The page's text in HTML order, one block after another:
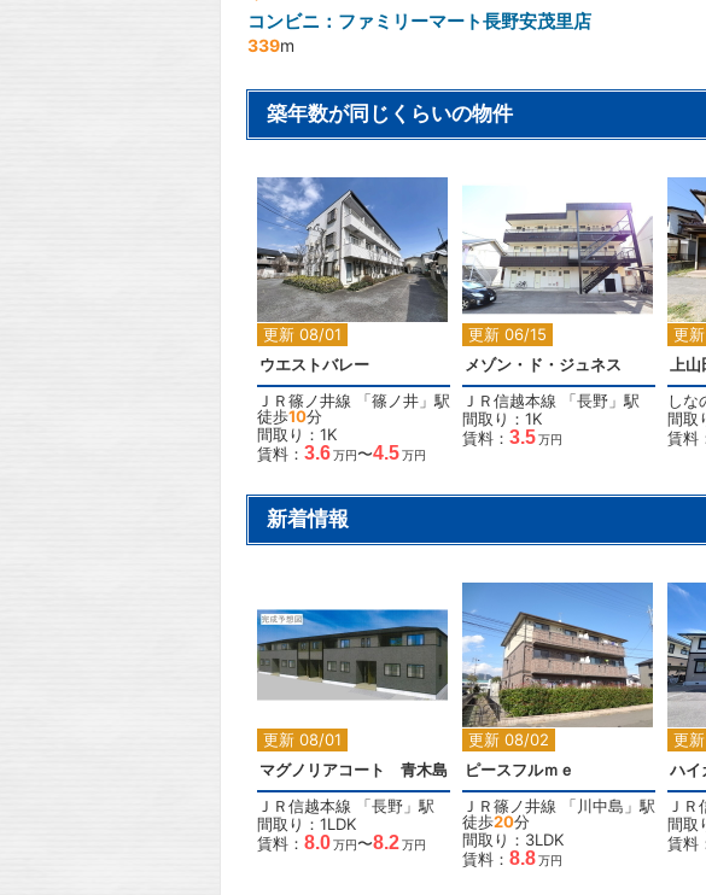
コンビニ：ファミリーマート長野安茂里店
339m
築年数が同じくらいの物件
更新 08/01
2
ウエストバレー
ＪＲ篠ノ井線 「篠ノ井 」駅
徒歩10分
間取り：1K
賃料： 3.6万円〜4.5万円
更新 06/15
2
メゾン・ド・ジュネス
ＪＲ信越本線 「長野 」駅
間取り：1K
賃料： 3.5万円
更
上山
しな
間取
賃料
新着情報
更新 08/01
2
マグノリアコート 青木島
ＪＲ信越本線 「長野 」駅
間取り：1LDK
賃料： 8.0万円〜8.2万円
更新 08/02
2
ピースフルｍｅ
ＪＲ篠ノ井線 「川中島 」駅
徒歩20分
間取り：3LDK
賃料： 8.8万円
更
ハ
ＪＲ
間取
賃料